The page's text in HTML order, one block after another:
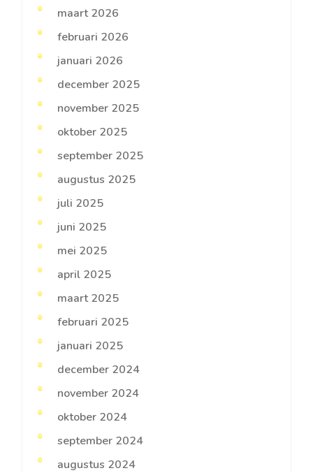
maart 2026
februari 2026
januari 2026
december 2025
november 2025
oktober 2025
september 2025
augustus 2025
juli 2025
juni 2025
mei 2025
april 2025
maart 2025
februari 2025
januari 2025
december 2024
november 2024
oktober 2024
september 2024
augustus 2024